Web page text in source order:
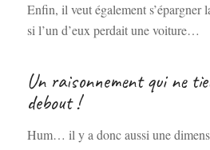
Enfin, il veut également s’épargner
si l’un d’eux perdait une voiture…
Un raisonnement qui ne
debout !
Hum… il y a donc aussi une